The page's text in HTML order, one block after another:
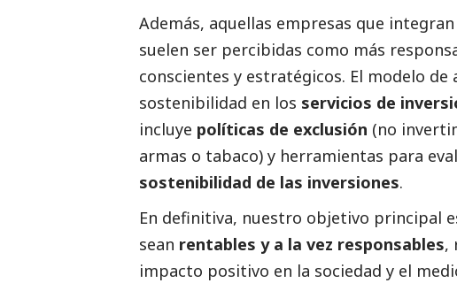
Además, aquellas empresas que integran
suelen ser percibidas como más
conscientes y estratégicos. El modelo
sostenibilidad en los servicios de
incluye políticas de exclusión (no
armas o tabaco) y herramientas para
sostenibilidad de las inversiones.
En definitiva, nuestro objetivo principal
sean rentables y a la vez responsables,
impacto positivo en la sociedad y el